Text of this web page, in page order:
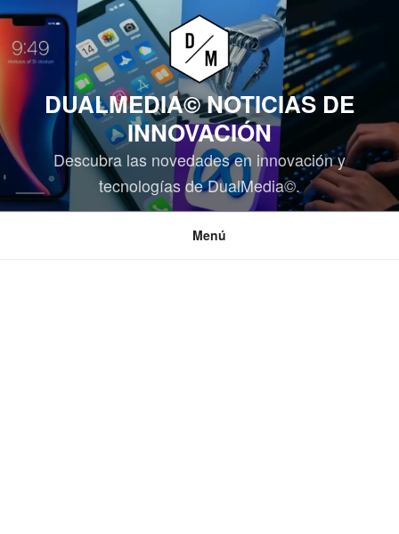
Saltar
contenido
DUALMEDIA© NOTICIAS DE
INNOVACIÓN
Descubra las novedades en innovación y
tecnologías de DualMedia©.
Menú